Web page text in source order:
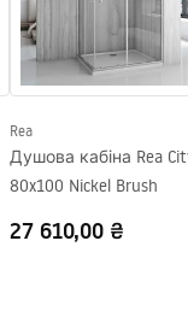
Rea
Душова кабіна Rea
80x100 Nickel Brush
27 610,00 ₴